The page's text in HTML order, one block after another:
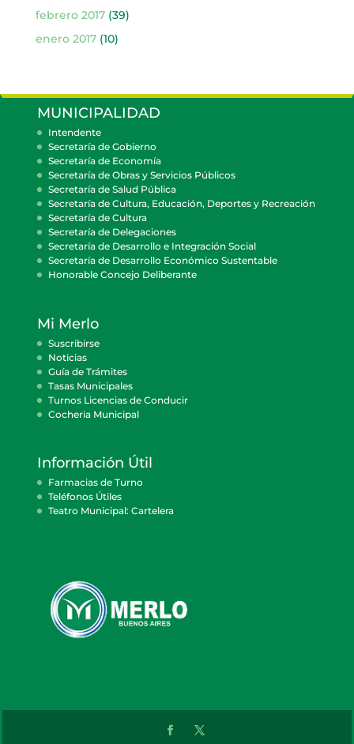
febrero 2017(39)
enero 2017(10)
MUNICIPALIDAD
Intendente
Secretaría de Gobierno
Secretaría de Economía
Secretaría de Obras y Servicios Públicos
Secretaría de Salud Pública
Secretaría de Cultura, Educación, Deportes y Recreación
Secretaría de Cultura
Secretaría de Delegaciones
Secretaría de Desarrollo e Integración Social
Secretaría de Desarrollo Económico Sustentable
Honorable Concejo Deliberante
Mi Merlo
Suscribirse
Noticias
Guía de Trámites
Tasas Municipales
Turnos Licencias de Conducir
Cocheria Municipal
Información Útil
Farmacias de Turno
Teléfonos Útiles
Teatro Municipal: Cartelera